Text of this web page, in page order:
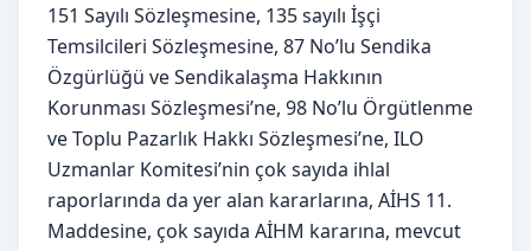
151 Sayılı Sözleşmesine, 135 sayılı İşçi
Temsilcileri Sözleşmesine, 87 No’lu Sendika
Özgürlüğü ve Sendikalaşma Hakkının
Korunması Sözleşmesi’ne, 98 No’lu Örgütlenme
ve Toplu Pazarlık Hakkı Sözleşmesi’ne, ILO
Uzmanlar Komitesi’nin çok sayıda ihlal
raporlarında da yer alan kararlarına, AİHS 11.
Maddesine, çok sayıda AİHM kararına, mevcut